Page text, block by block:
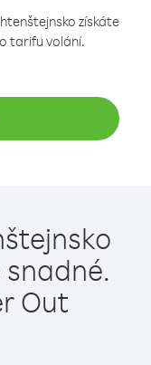
získáte
tarifu volání.
Out